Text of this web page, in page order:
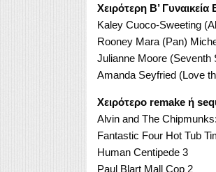
Χειρότερη Β’ Γυναικεία
Kaley Cuoco-Sweeting
Rooney Mara (Pan)
Julianne Moore (Seventh
Amanda Seyfried (Love
Χειρότερο remake ή
Alvin and The
Fantastic Four Hot Tub
Human Centipede 3
Paul Blart Mall Cop 2